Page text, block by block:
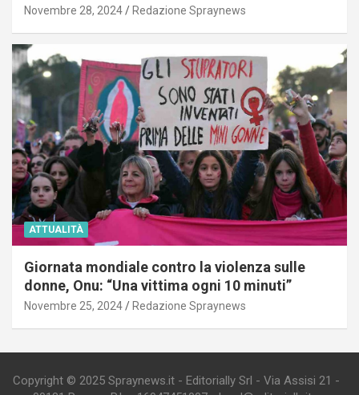
Novembre 28, 2024 Redazione Spraynews
ATTUALITÀ
Giornata mondiale contro la violenza sulle
donne, Onu: “Una vittima ogni 10 minuti”
Novembre 25, 2024 Redazione Spraynews
Copyright © 2025 Spraynews.it - Editorially Srl - Via Assisi 21 -